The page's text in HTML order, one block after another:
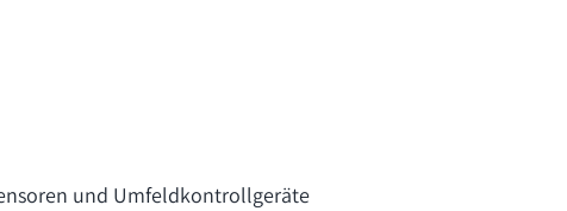
und Umfeldkontrollgeräte